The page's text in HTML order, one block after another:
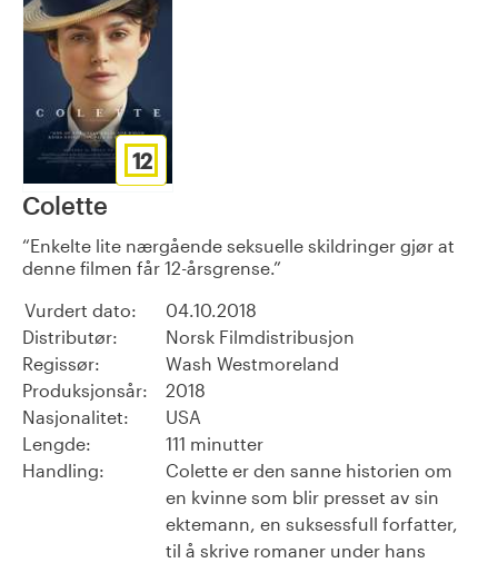
12
Colette
Enkelte lite nærgående seksuelle skildringer gjør at
denne filmen får 12-årsgrense.
Vurdert dato:
04.10.2018
Distributør:
Norsk Filmdistribusjon
Regissør:
Wash Westmoreland
Produksjonsår:
2018
Nasjonalitet:
USA
Lengde:
111 minutter
Handling:
Colette er den sanne historien om
en kvinne som blir presset av sin
ektemann, en suksessfull forfatter,
til å skrive romaner under hans